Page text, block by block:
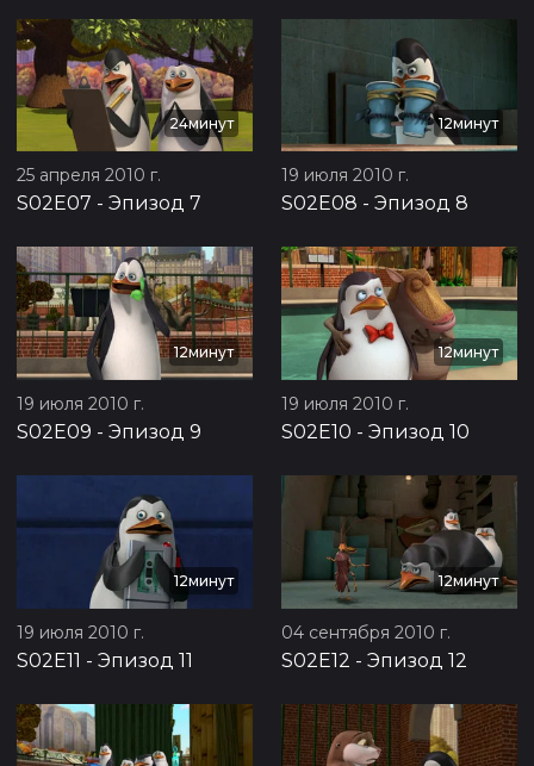
24минут
25 апреля 2010 г.
S02E07 - Эпизод 7
12минут
19 июля 2010 г.
S02E08 - Эпизод 8
12минут
19 июля 2010 г.
S02E09 - Эпизод 9
12минут
19 июля 2010 г.
S02E10 - Эпизод 10
12минут
19 июля 2010 г.
S02E11 - Эпизод 11
12минут
04 сентября 2010 г.
S02E12 - Эпизод 12